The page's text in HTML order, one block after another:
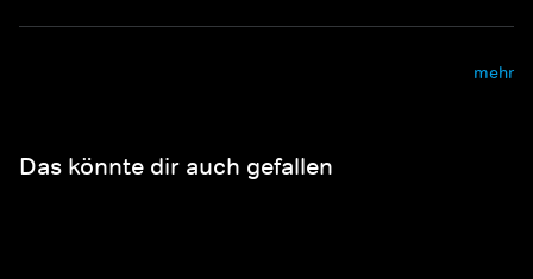
mehr
Das könnte dir auch gefallen